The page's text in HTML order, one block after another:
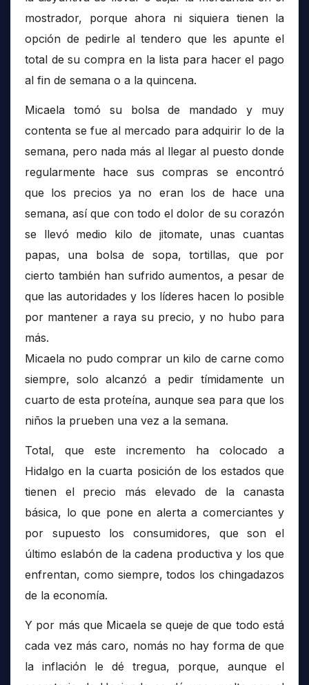
mostrador, porque ahora ni siquiera tienen la
opción de pedirle al tendero que les apunte el
total de su compra en la lista para hacer el pago
al fin de semana o a la quincena.
Micaela tomó su bolsa de mandado y muy
contenta se fue al mercado para adquirir lo de la
semana, pero nada más al llegar al puesto donde
regularmente hace sus compras se encontró
que los precios ya no eran los de hace una
semana, así que con todo el dolor de su corazón
se llevó medio kilo de jitomate, unas cuantas
papas, una bolsa de sopa, tortillas, que por
cierto también han sufrido aumentos, a pesar de
que las autoridades y los líderes hacen lo posible
por mantener a raya su precio, y no hubo para
más.
Micaela no pudo comprar un kilo de carne como
siempre, solo alcanzó a pedir tímidamente un
cuarto de esta proteína, aunque sea para que los
niños la prueben una vez a la semana.
Total, que este incremento ha colocado a
Hidalgo en la cuarta posición de los estados que
tienen el precio más elevado de la canasta
básica, lo que pone en alerta a comerciantes y
por supuesto los consumidores, que son el
último eslabón de la cadena productiva y los que
enfrentan, como siempre, todos los chingadazos
de la economía.
Y por más que Micaela se queje de que todo está
cada vez más caro, nomás no hay forma de que
la inflación le dé tregua, porque, aunque el